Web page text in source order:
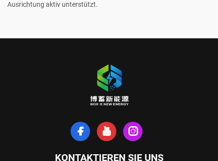
Ausrichtung aktiv unterstützt.
KONTAKTIEREN SIE UNS